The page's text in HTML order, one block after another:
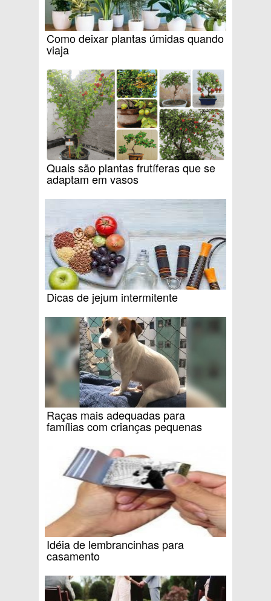
Como deixar plantas úmidas quando
viaja
Quais são plantas frutíferas que se
adaptam em vasos
Dicas de jejum intermitente
Raças mais adequadas para
famílias com crianças pequenas
Idéia de lembrancinhas para
casamento